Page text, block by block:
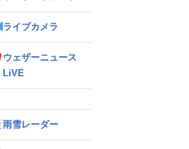
ライブカメラ
ウェザーニュース
LiVE
雨雪レーダー